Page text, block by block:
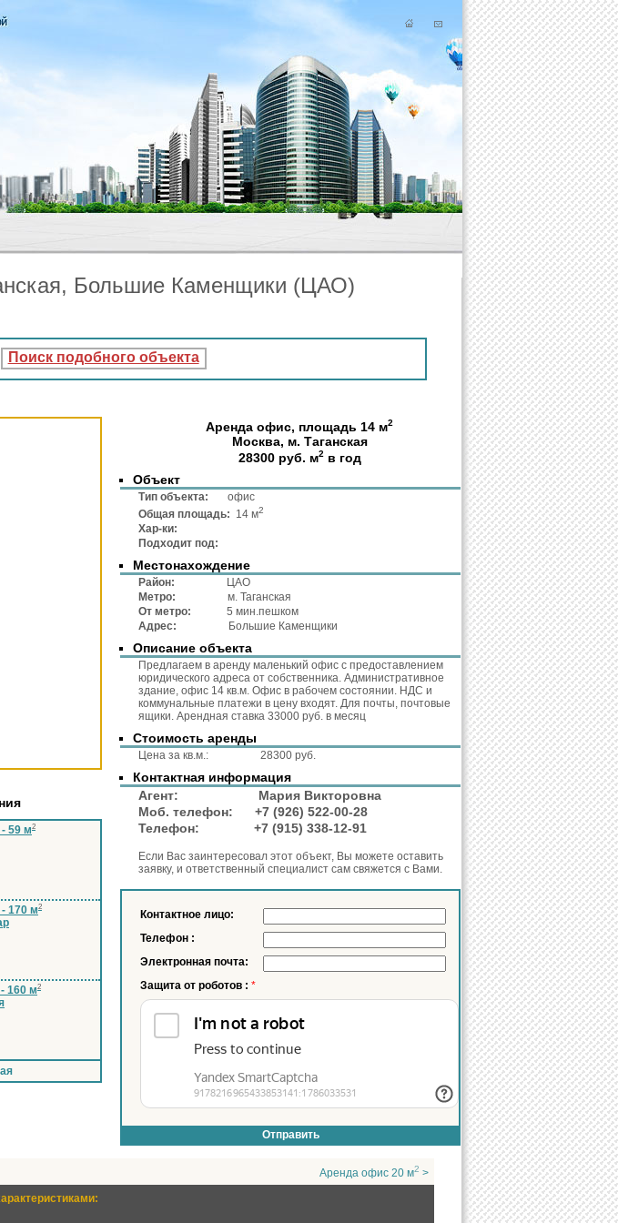
Большие Каменщики (ЦАО)
Поиск подобного объекта
59 м2
170 м2
160 м2
Аренда офис, площадь 14 м2
Москва, м. Таганская
28300 руб. м2в год
Объект
Тип объекта:
офис
Общая площадь: 14 м2
Хар-ки:
Подходит под:
Местонахождение
Район:
ЦАО
Метро:
м. Таганская
От метро:
5 мин.пешком
Адрес:
Большие Каменщики
Описание объекта
Предлагаем в аренду маленький офис с предоставлением
юридического адреса от собственника. Административное
здание, офис 14 кв.м. Офис в рабочем состоянии. НДС и
коммунальные платежи в цену входят. Для почты, почтовые
ящики. Арендная ставка 33000 руб. в месяц
Стоимость аренды
Цена за кв.м.: 28300 руб.
Контактная информация
Агент:
Мария Викторовна
Моб. телефон:
+7 (926) 522-00-28
Телефон:
+7 (915) 338-12-91
Если Вас заинтересовал этот объект, Вы можете оставить
заявку, и ответственный специалист сам свяжется с Вами.
Контактное лицо:
Телефон :
Электронная почта:
Защита от роботов : *
Аренда офис 20 м2 >